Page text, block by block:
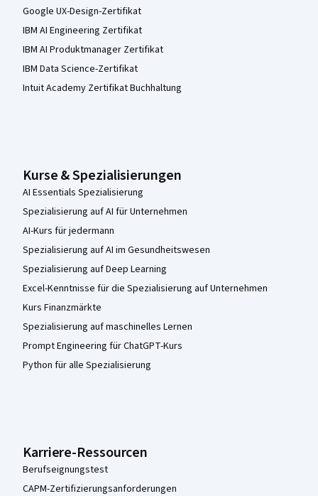
Google UX-Design-Zertifikat
IBM AI Engineering Zertifikat
IBM AI Produktmanager Zertifikat
IBM Data Science-Zertifikat
Intuit Academy Zertifikat Buchhaltung
Kurse & Spezialisierungen
AI Essentials Spezialisierung
Spezialisierung auf AI für Unternehmen
AI-Kurs für jedermann
Spezialisierung auf AI im Gesundheitswesen
Spezialisierung auf Deep Learning
Excel-Kenntnisse für die Spezialisierung auf Unternehmen
Kurs Finanzmärkte
Spezialisierung auf maschinelles Lernen
Prompt Engineering für ChatGPT-Kurs
Python für alle Spezialisierung
Karriere-Ressourcen
Berufseignungstest
CAPM-Zertifizierungsanforderungen